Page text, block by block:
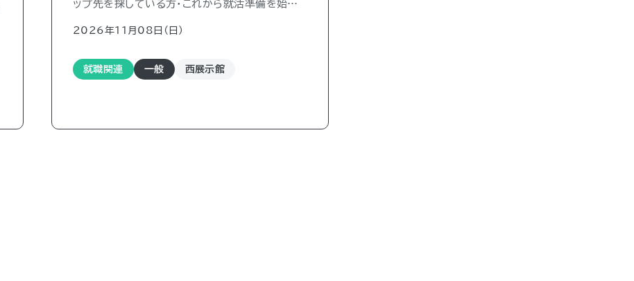
ップ先を探している方・これから就活準備を始め
2026年11月08日（日)
就職関連 一般 西展示館